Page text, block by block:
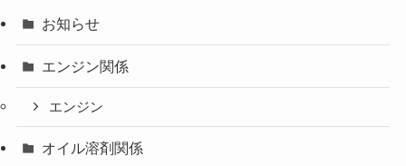
お知らせ
エンジン関係
エンジン
オイル溶剤関係